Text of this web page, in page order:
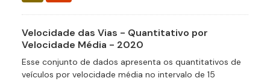
Velocidade das Vias - Quantitativo por
Velocidade Média - 2020
Esse conjunto de dados apresenta os quantitativos de
veículos por velocidade média no intervalo de 15